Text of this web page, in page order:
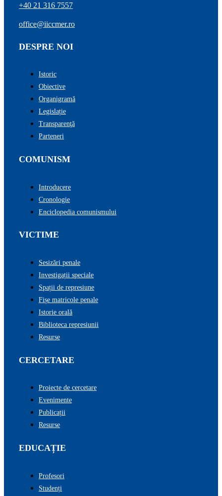
+40 21 316 7557
office@iiccmer.ro
DESPRE NOI
Istoric
Obiective
Organigramă
Legislație
Transparenţă
Parteneri
COMUNISM
Introducere
Cronologie
Enciclopedia comunismului
VICTIME
Sesizări penale
Investigații speciale
Spații de represiune
Fișe matricole penale
Istorie orală
Biblioteca represiunii
Resurse
CERCETARE
Proiecte de cercetare
Evenimente
Publicații
Resurse
EDUCAȚIE
Profesori
Studenți